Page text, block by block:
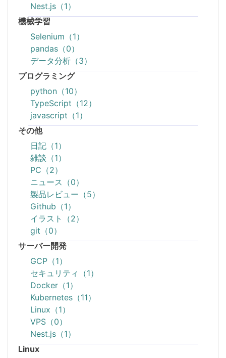
Nest.js（1）
機械学習
Selenium（1）
pandas（0）
データ分析（3）
プログラミング
python（10）
TypeScript（12）
javascript（1）
その他
日記（1）
雑談（1）
PC（2）
ニュース（0）
製品レビュー（5）
Github（1）
イラスト（2）
git（0）
サーバー開発
GCP（1）
セキュリティ（1）
Docker（1）
Kubernetes（11）
Linux（1）
VPS（0）
Nest.js（1）
Linux